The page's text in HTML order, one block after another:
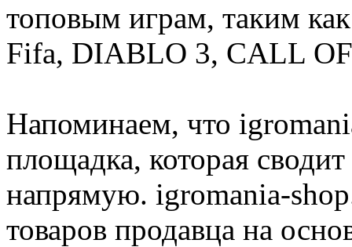
топовым играм, таким
Fifa, DIABLO 3, CALL
Напоминаем, что
площадка, которая
напрямую. igromania-
товаров продавца на